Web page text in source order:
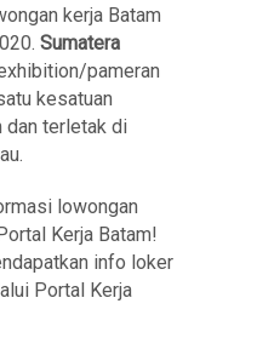
kerja Batam
Sumatera
pameran
kesatuan
dan terletak di
lowongan
Kerja Batam!
info loker
Portal Kerja